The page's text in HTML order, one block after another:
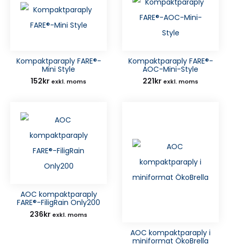
Kompaktparaply FARE®-
Mini Style
152kr exkl. moms
Kompaktparaply FARE®-
AOC-Mini-Style
221kr exkl. moms
AOC kompaktparaply
FARE®-FiligRain Only200
236kr exkl. moms
AOC kompaktparaply i
miniformat ÖkoBrella